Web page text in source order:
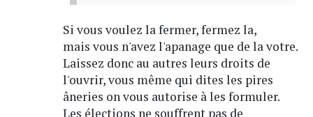
Si vous voulez la fermer, fermez la,
mais vous n'avez l'apanage que de la votre.
Laissez donc au autres leurs droits de
l'ouvrir, vous même qui dites les pires
âneries on vous autorise à les formuler.
Les élections ne souffrent pas de